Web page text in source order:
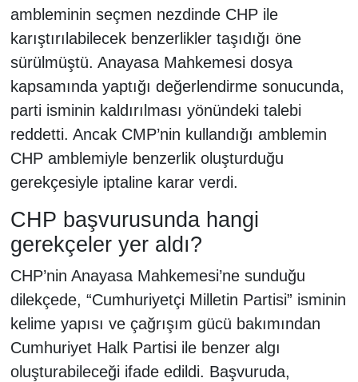
ambleminin seçmen nezdinde CHP ile
karıştırılabilecek benzerlikler taşıdığı öne
sürülmüştü. Anayasa Mahkemesi dosya
kapsamında yaptığı değerlendirme sonucunda,
parti isminin kaldırılması yönündeki talebi
reddetti. Ancak CMP’nin kullandığı amblemin
CHP amblemiyle benzerlik oluşturduğu
gerekçesiyle iptaline karar verdi.
CHP başvurusunda hangi
gerekçeler yer aldı?
CHP’nin Anayasa Mahkemesi’ne sunduğu
dilekçede, “Cumhuriyetçi Milletin Partisi” isminin
kelime yapısı ve çağrışım gücü bakımından
Cumhuriyet Halk Partisi ile benzer algı
oluşturabileceği ifade edildi. Başvuruda,